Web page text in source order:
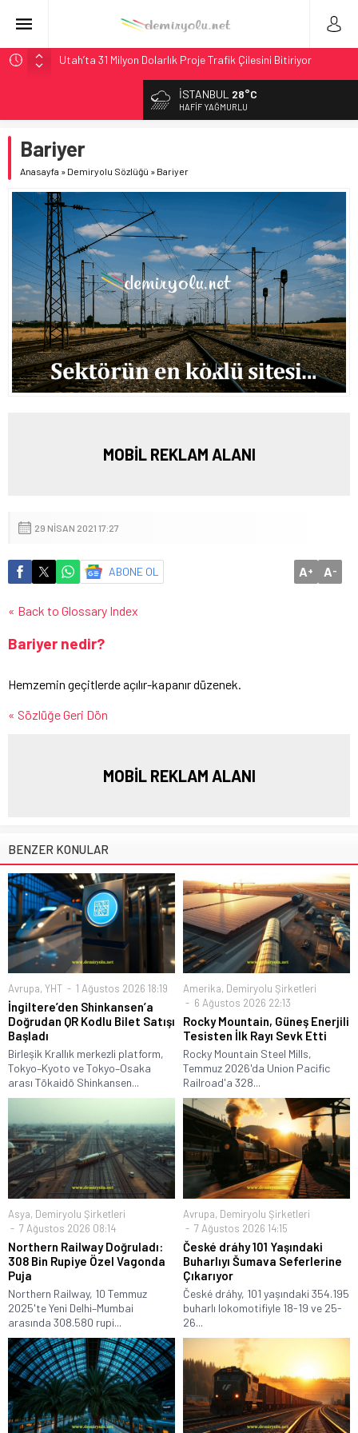
Utah’ta 31 Milyon Dolarlık Proje Trafik Çilesini Bitiriyor
Wabtec Brezilya’da 1 Milyar Real’lik PTC Anlaşmasını 2031’e
Kadar Tamamlayacak
ABD’de CREATE Programı 72,4 Milyon Dolarlık Alt Geçidi
Ukrayna’da Yolcu Trenine İHA Saldırısı: Zamanında Tahliye
Faciayı Önledi
9,9 Milyar Dolarlık Mor Hat’ta Tel Testleri Başladı
İSTANBUL 28°C
HAFIF YAĞMURLU
Bariyer
Anasayfa » Demiryolu Sözlüğü » Bariyer
MOBİL REKLAM ALANI
29 NISAN 2021 17:27
ABONE OL A+ A-
« Back to Glossary Index
Bariyer nedir?
Hemzemin geçitlerde açılır-kapanır düzenek.
« Sözlüğe Geri Dön
MOBİL REKLAM ALANI
BENZER KONULAR
Avrupa, YHT 1 Ağustos 2026 18:19
İngiltere’den Shinkansen’a
Doğrudan QR Kodlu Bilet Satışı
Başladı
Birleşik Krallık merkezli platform,
Tokyo–Kyoto ve Tokyo–Osaka
arası Tōkaidō Shinkansen...
Amerika, Demiryolu Şirketleri
6 Ağustos 2026 22:13
Rocky Mountain, Güneş Enerjili
Tesisten İlk Rayı Sevk Etti
Rocky Mountain Steel Mills,
Temmuz 2026'da Union Pacific
Railroad'a 328...
Asya, Demiryolu Şirketleri
7 Ağustos 2026 08:14
Northern Railway Doğruladı:
308 Bin Rupiye Özel Vagonda
Puja
Northern Railway, 10 Temmuz
2025'te Yeni Delhi–Mumbai
arasında 308.580 rupi...
Avrupa, Demiryolu Şirketleri
7 Ağustos 2026 14:15
České dráhy 101 Yaşındaki
Buharlıyı Šumava Seferlerine
Çıkarıyor
České dráhy, 101 yaşındaki 354.195
buharlı lokomotifiyle 18-19 ve 25-
26...